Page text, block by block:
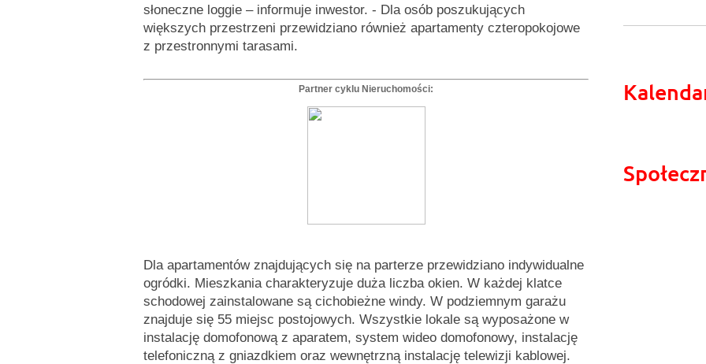
słoneczne loggie – informuje inwestor. - Dla osób poszukujących
większych przestrzeni przewidziano również apartamenty czteropokojowe
z przestronnymi tarasami.
Partner cyklu Nieruchomości:
Dla apartamentów znajdujących się na parterze przewidziano indywidualne
ogródki. Mieszkania charakteryzuje duża liczba okien. W każdej klatce
schodowej zainstalowane są cichobieżne windy. W podziemnym garażu
znajduje się 55 miejsc postojowych. Wszystkie lokale są wyposażone w
instalację domofonową z aparatem, system wideo domofonowy, instalację
telefoniczną z gniazdkiem oraz wewnętrzną instalację telewizji kablowej.